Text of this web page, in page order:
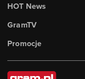
HOT News
GramTV
Promocje